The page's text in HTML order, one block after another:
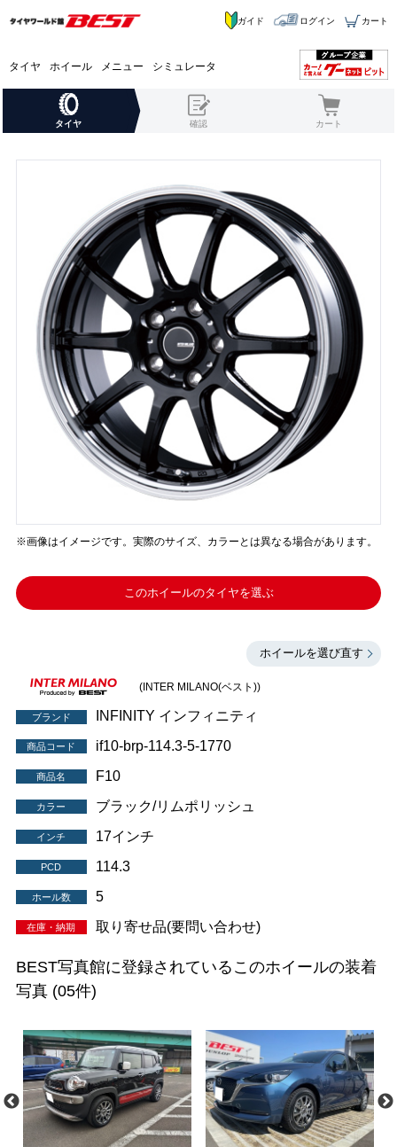
タイヤ ホイール メニュー シミュレータ
ガイド ログイン カート
タイヤ 確認 カート
※画像はイメージです。実際のサイズ、カラーとは異なる場合があります。
このホイールのタイヤを選ぶ
ホイールを選び直す
(INTER MILANO(ベスト))
ブランド INFINITY インフィニティ
商品コード if10-brp-114.3-5-1770
商品名 F10
カラー ブラック/リムポリッシュ
インチ 17インチ
PCD 114.3
ホール数 5
在庫・納期 取り寄せ品(要問い合わせ)
BEST写真館に登録されているこのホイールの装着
写真(05件)